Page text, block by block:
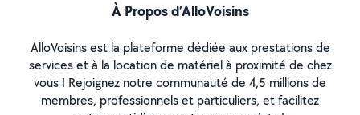
À Propos d’AlloVoisins
AlloVoisins est la plateforme dédiée aux prestations de
services et à la location de matériel à proximité de chez
vous ! Rejoignez notre communauté de 4,5 millions de
membres, professionnels et particuliers, et facilitez